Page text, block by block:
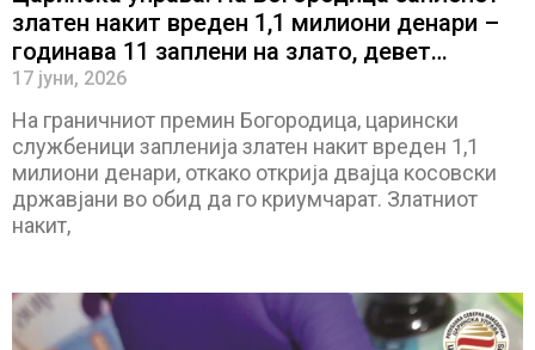
златен накит вреден 1,1 милиони денари –
годинава 11 заплени на злато, девет
завршија со кривични пријави
17 јуни, 2026
На граничниот премин Богородица, царински
службеници запленија златен накит вреден 1,1
милиони денари, откако открија двајца косовски
државјани во обид да го криумчарат. Златниот
накит,